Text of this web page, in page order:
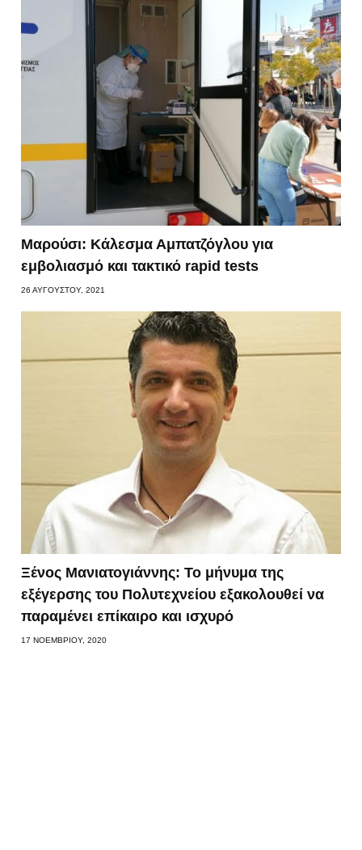
Μαρούσι: Κάλεσμα Αμπατζόγλου για
εμβολιασμό και τακτικό rapid tests
26 ΑΥΓΟΎΣΤΟΥ, 2021
Ξένος Μανιατογιάννης: Το μήνυμα της
εξέγερσης του Πολυτεχνείου εξακολουθεί να
παραμένει επίκαιρο και ισχυρό
17 ΝΟΕΜΒΡΊΟΥ, 2020